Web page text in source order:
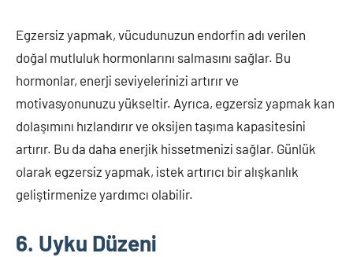
Egzersiz yapmak, vücudunuzun endorfin adı verilen
doğal mutluluk hormonlarını salmasını sağlar. Bu
hormonlar, enerji seviyelerinizi artırır ve
motivasyonunuzu yükseltir. Ayrıca, egzersiz yapmak kan
dolaşımını hızlandırır ve oksijen taşıma kapasitesini
artırır. Bu da daha enerjik hissetmenizi sağlar. Günlük
olarak egzersiz yapmak, istek artırıcı bir alışkanlık
geliştirmenize yardımcı olabilir.
6. Uyku Düzeni